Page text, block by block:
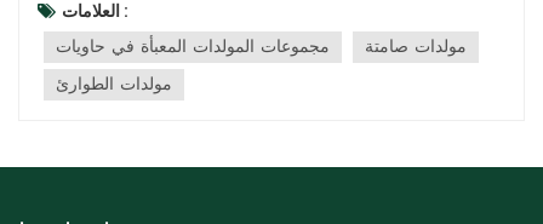
احسب إجمالي احتياجات واتابدأ بإدر...
العلامات :
مجموعات المولدات المعبأة في حاويات
مولدات صامتة
مولدات الطوارئ